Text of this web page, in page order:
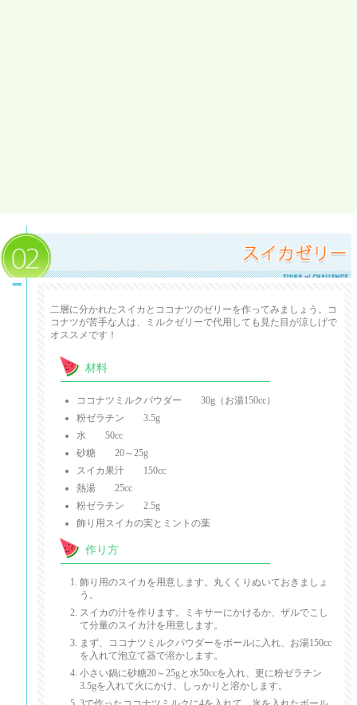
スイカゼリー
二層に分かれたスイカとココナツのゼリーを作ってみましょう。コ
コナツが苦手な人は、ミルクゼリーで代用しても見た目が涼しげで
オススメです！
材料
ココナツミルクパウダー 30g（お湯150cc）
粉ゼラチン 3.5g
水 50cc
砂糖 20～25g
スイカ果汁 150cc
熱湯 25cc
粉ゼラチン 2.5g
飾り用スイカの実とミントの葉
作り方
飾り用のスイカを用意します。丸くくりぬいておきましょ
う。
スイカの汁を作ります。ミキサーにかけるか、ザルでこし
て分量のスイカ汁を用意します。
まず、ココナツミルクパウダーをボールに入れ、お湯150cc
を入れて泡立て器で溶かします。
小さい鍋に砂糖20～25gと水50ccを入れ、更に粉ゼラチン
3.5gを入れて火にかけ、しっかりと溶かします。